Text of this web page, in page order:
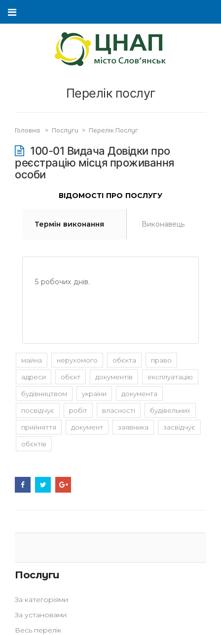
Перелік послуг
Головна > Послуги > Перелік Послуг
Послуги
За категоріями
За установами
Весь перелік
100-01 Видача Довідки про
реєстрацію місця проживання
особи
ВІДОМОСТІ ПРО ПОСЛУГУ
Термін виконання Виконавець
5 робочих днів.
майна нерухомого обєкта право
адреси обєкт документів експлуатацію
будівництвом україни документа
посвідчує робіт власності будівельних
прийняття документ заявника засвідчує
обєктів